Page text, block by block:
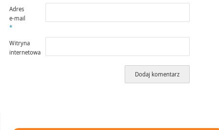
Adres
e-mail
*
Witryna
internetowa